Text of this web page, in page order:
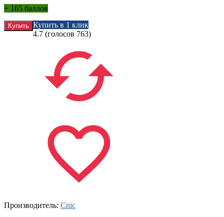
+ 165 баллов
Купить в 1 клик
4.7 (голосов 763)
Производитель: Cnic